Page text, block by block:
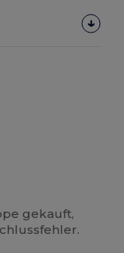
gekauft,